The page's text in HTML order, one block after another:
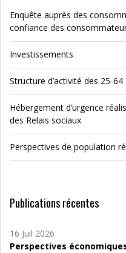
Enquête auprès des
confiance des
Investissements
Structure d’activité des 25-
Hébergement d’urgence
des Relais sociaux
Perspectives de population
Publications récentes
16 Juil 2026
Perspectives